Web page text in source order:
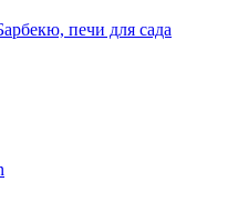
печи для сада